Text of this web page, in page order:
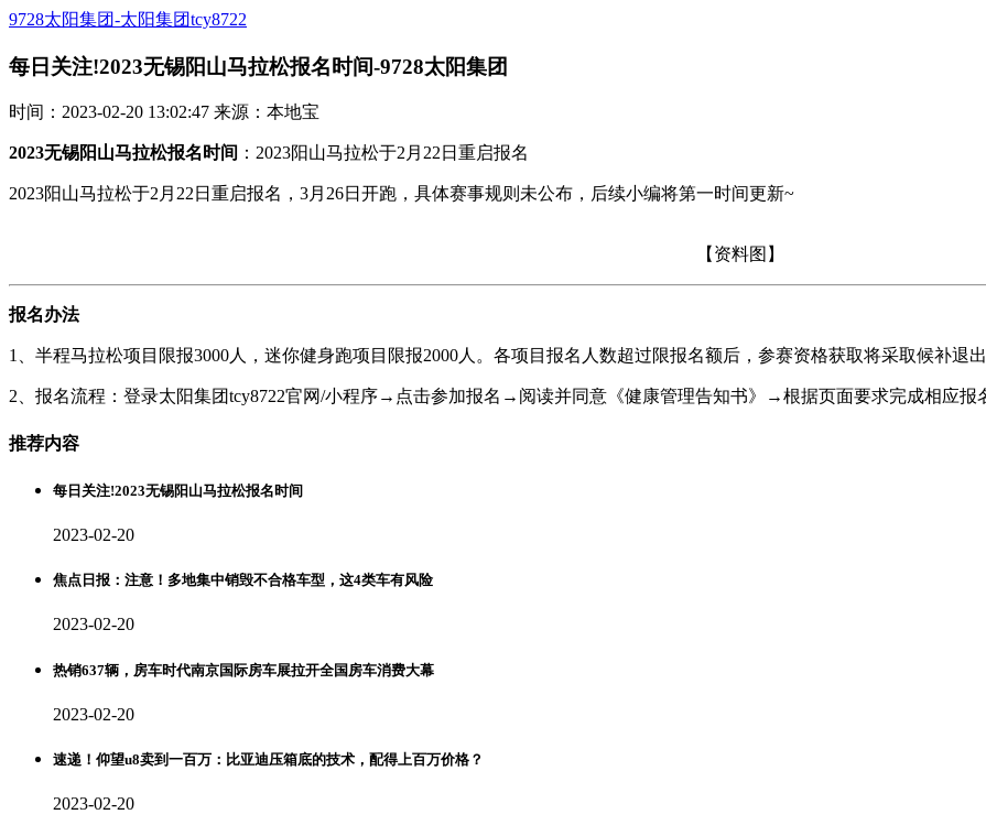
9728太阳集团-太阳集团tcy8722
每日关注!2023无锡阳山马拉松报名时间-9728太阳集团
时间：2023-02-20 13:02:47 来源：本地宝
2023无锡阳山马拉松报名时间 ：2023阳山马拉松于2月22日重启报名
2023阳山马拉松于2月22日重启报名，3月26日开跑，具体赛事规则未公布，后续小编将第一时间更新~
【资料图】
报名办法
1、半程马拉松项目限报3000人，迷你健身跑项目限报2000人。各项目报名人数超过限报名额后，参赛资格获取将采取候补退出
2、报名流程：登录太阳集团tcy8722官网/小程序→点击参加报名→阅读并同意《健康管理告知书》→根据页面要求完成相应报
推荐内容
每日关注!2023无锡阳山马拉松报名时间
2023-02-20
焦点日报：注意！多地集中销毁不合格车型，这4类车有风险
2023-02-20
热销637辆，房车时代南京国际房车展拉开全国房车消费大幕
2023-02-20
速递！仰望u8卖到一百万：比亚迪压箱底的技术，配得上百万价格？
2023-02-20